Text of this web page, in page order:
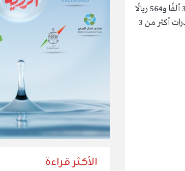
وأوضحت الإحصائيات إلى أن قيمة التبادل التجاري بين السلطنة وسوريا قد بلغت 6 ملايين و334 ألفًا و564 ريالًا
عمانيًا، فيما بلغ حجم الواردات أكثر من مليونين و985 ألفًا و790 ريالًا عمانيًا، وبلغ حجم الصادرات أكثر من 3
الأكثر قراءة